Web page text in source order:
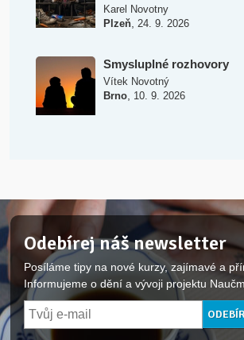
Karel Novotny
Plzeň, 24. 9. 2026
Smysluplné rozhovory
Vítek Novotný
Brno, 10. 9. 2026
Odebírej náš newsletter
Posíláme tipy na nové kurzy, zajímavé a
Informujeme o dění a vývoji projektu